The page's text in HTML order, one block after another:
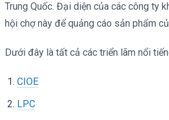
Trung Quốc. Đại diện của các công ty
hội chợ này để quảng cáo sản phẩm
Dưới đây là tất cả các triển lãm nổi
CIOE
LPC